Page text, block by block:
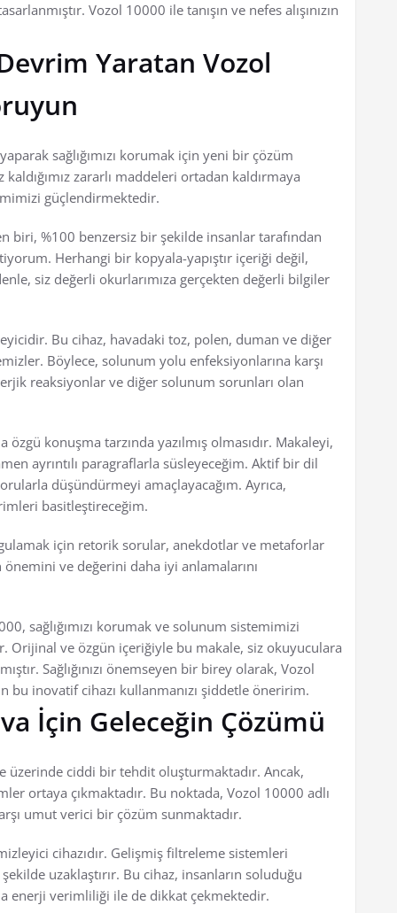
Vozol 10000 ile tanışın ve nefes alışınızın
Yaratan Vozol
sağlığımızı korumak için yeni bir çözüm
zararlı maddeleri ortadan kaldırmaya
güçlendirmektedir.
biri, %100 benzersiz bir şekilde insanlar tarafından
Herhangi bir kopyala-yapıştır içeriği değil,
siz değerli okurlarımıza gerçekten değerli bilgiler
Bu cihaz, havadaki toz, polen, duman ve diğer
Böylece, solunum yolu enfeksiyonlarına karşı
reaksiyonlar ve diğer solunum sorunları olan
konuşma tarzında yazılmış olmasıdır. Makaleyi,
ayrıntılı paragraflarla süsleyeceğim. Aktif bir dil
düşündürmeyi amaçlayacağım. Ayrıca,
basitleştireceğim.
için retorik sorular, anekdotlar ve metaforlar
ve değerini daha iyi anlamalarını
sağlığımızı korumak ve solunum sistemimizi
Orijinal ve özgün içeriğiyle bu makale, siz okuyuculara
Sağlığınızı önemseyen bir birey olarak, Vozol
bu inovatif cihazı kullanmanızı şiddetle öneririm.
İçin Geleceğin Çözümü
üzerinde ciddi bir tehdit oluşturmaktadır. Ancak,
ortaya çıkmaktadır. Bu noktada, Vozol 10000 adlı
umut verici bir çözüm sunmaktadır.
cihazıdır. Gelişmiş filtreleme sistemleri
uzaklaştırır. Bu cihaz, insanların soluduğu
enerji verimliliği ile de dikkat çekmektedir.